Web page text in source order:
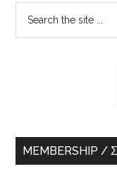
Primary
Sidebar
MEMBERSHIP